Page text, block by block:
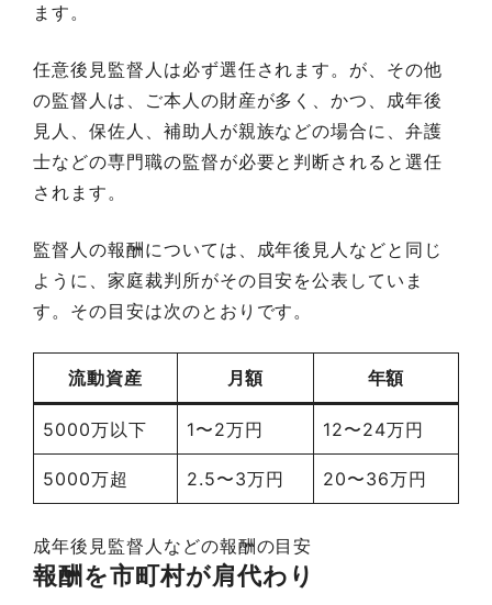
ます。
任意後見監督人は必ず選任されます。が、その他
の監督人は、ご本人の財産が多く、かつ、成年後
見人、保佐人、補助人が親族などの場合に、弁護
士などの専門職の監督が必要と判断されると選任
されます。
監督人の報酬については、成年後見人などと同じ
ように、家庭裁判所がその目安を公表していま
す。その目安は次のとおりです。
流動資産 月額 年額
5000万以下 1〜2万円 12〜24万円
5000万超 2.5〜3万円 20〜36万円
成年後見監督人などの報酬の目安
報酬を市町村が肩代わり